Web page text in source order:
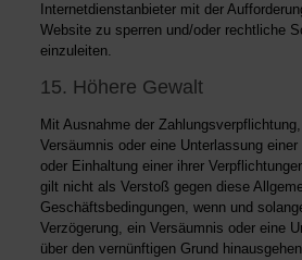
Internetdienstanbieter mit der
Website zu sperren und/oder rechtliche
einzuleiten.
15. Höhere Gewalt
Mit Ausnahme der
Versäumnis oder eine Unterlassung
oder Einhaltung einer ihrer
gilt nicht als Verstoß gegen diese
Geschäftsbedingungen, wenn und
Verzögerung, ein Versäumnis oder eine
über den vernünftigen Grund